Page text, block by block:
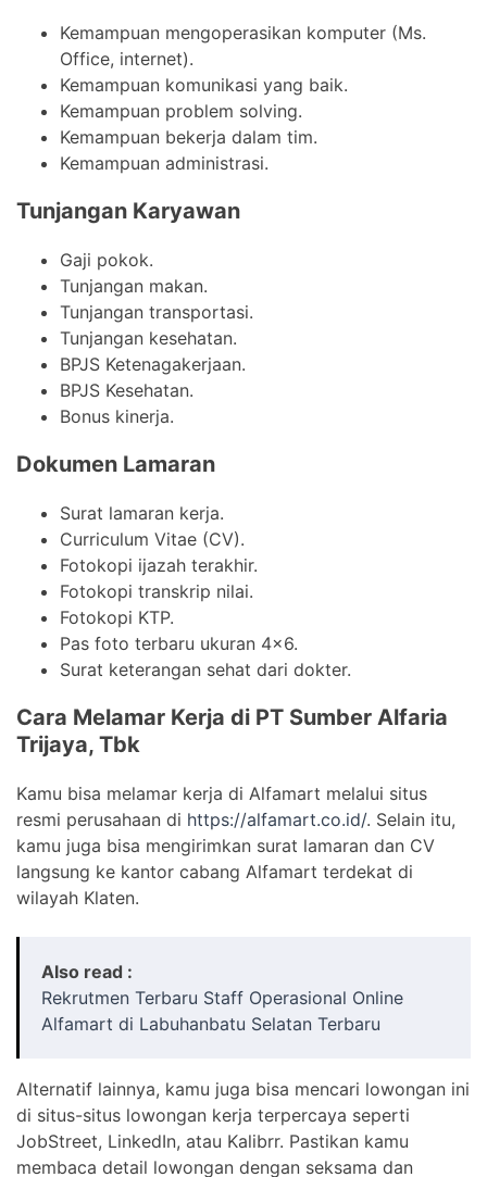
Kemampuan mengoperasikan komputer (Ms.
Office, internet).
Kemampuan komunikasi yang baik.
Kemampuan problem solving.
Kemampuan bekerja dalam tim.
Kemampuan administrasi.
Tunjangan Karyawan
Gaji pokok.
Tunjangan makan.
Tunjangan transportasi.
Tunjangan kesehatan.
BPJS Ketenagakerjaan.
BPJS Kesehatan.
Bonus kinerja.
Dokumen Lamaran
Surat lamaran kerja.
Curriculum Vitae (CV).
Fotokopi ijazah terakhir.
Fotokopi transkrip nilai.
Fotokopi KTP.
Pas foto terbaru ukuran 4×6.
Surat keterangan sehat dari dokter.
Cara Melamar Kerja di PT Sumber Alfaria
Trijaya, Tbk
Kamu bisa melamar kerja di Alfamart melalui situs
resmi perusahaan di https://alfamart.co.id/. Selain itu,
kamu juga bisa mengirimkan surat lamaran dan CV
langsung ke kantor cabang Alfamart terdekat di
wilayah Klaten.
Also read :
Rekrutmen Terbaru Staff Operasional Online
Alfamart di Labuhanbatu Selatan Terbaru
Alternatif lainnya, kamu juga bisa mencari lowongan ini
di situs-situs lowongan kerja terpercaya seperti
JobStreet, LinkedIn, atau Kalibrr. Pastikan kamu
membaca detail lowongan dengan seksama dan